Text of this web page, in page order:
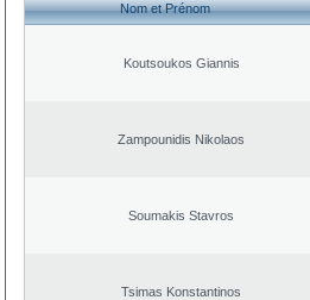
Nom et Prénom
Koutsoukos Giannis
Zampounidis Nikolaos
Soumakis Stavros
Tsimas Konstantinos